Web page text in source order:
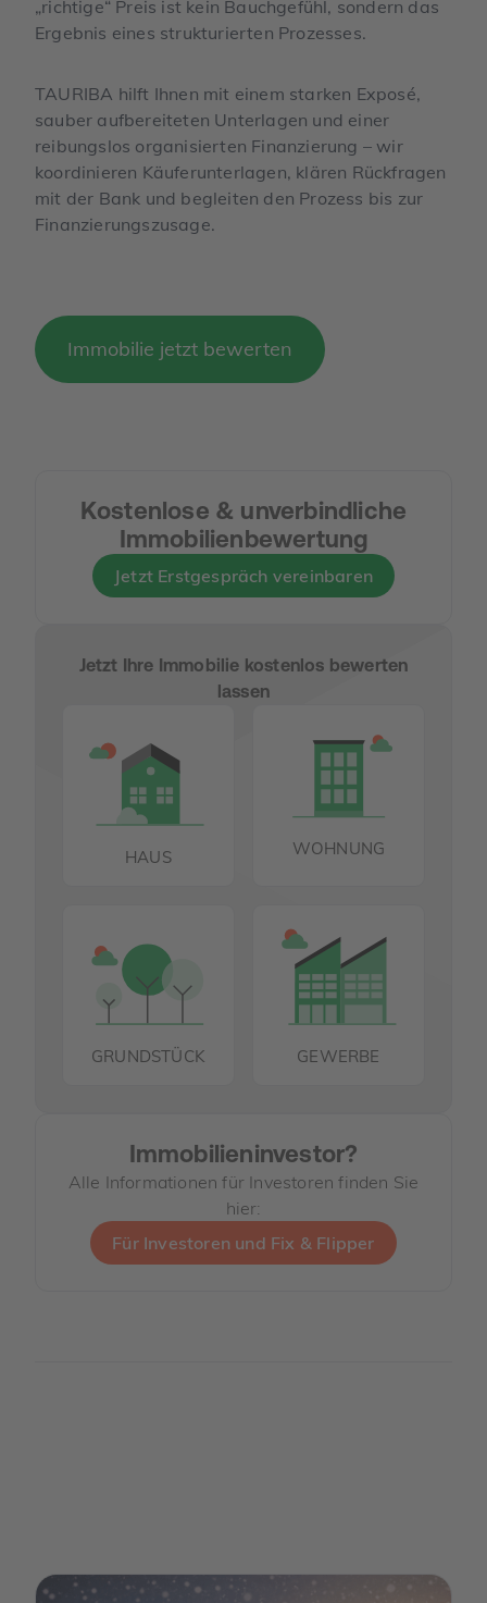
„richtige“ Preis ist kein Bauchgefühl, sondern das
Ergebnis eines strukturierten Prozesses.
TAURIBA hilft Ihnen mit einem starken Exposé,
sauber aufbereiteten Unterlagen und einer
reibungslos organisierten Finanzierung – wir
koordinieren Käuferunterlagen, klären Rückfragen
mit der Bank und begleiten den Prozess bis zur
Finanzierungszusage.
Immobilie jetzt bewerten
Kostenlose & unverbindliche
Immobilienbewertung
Jetzt Erstgespräch vereinbaren
Jetzt Ihre Immobilie kostenlos bewerten
lassen
HAUS WOHNUNG
GRUNDSTÜCK GEWERBE
Immobilieninvestor?
Alle Informationen für Investoren finden Sie
hier:
Für Investoren und Fix & Flipper